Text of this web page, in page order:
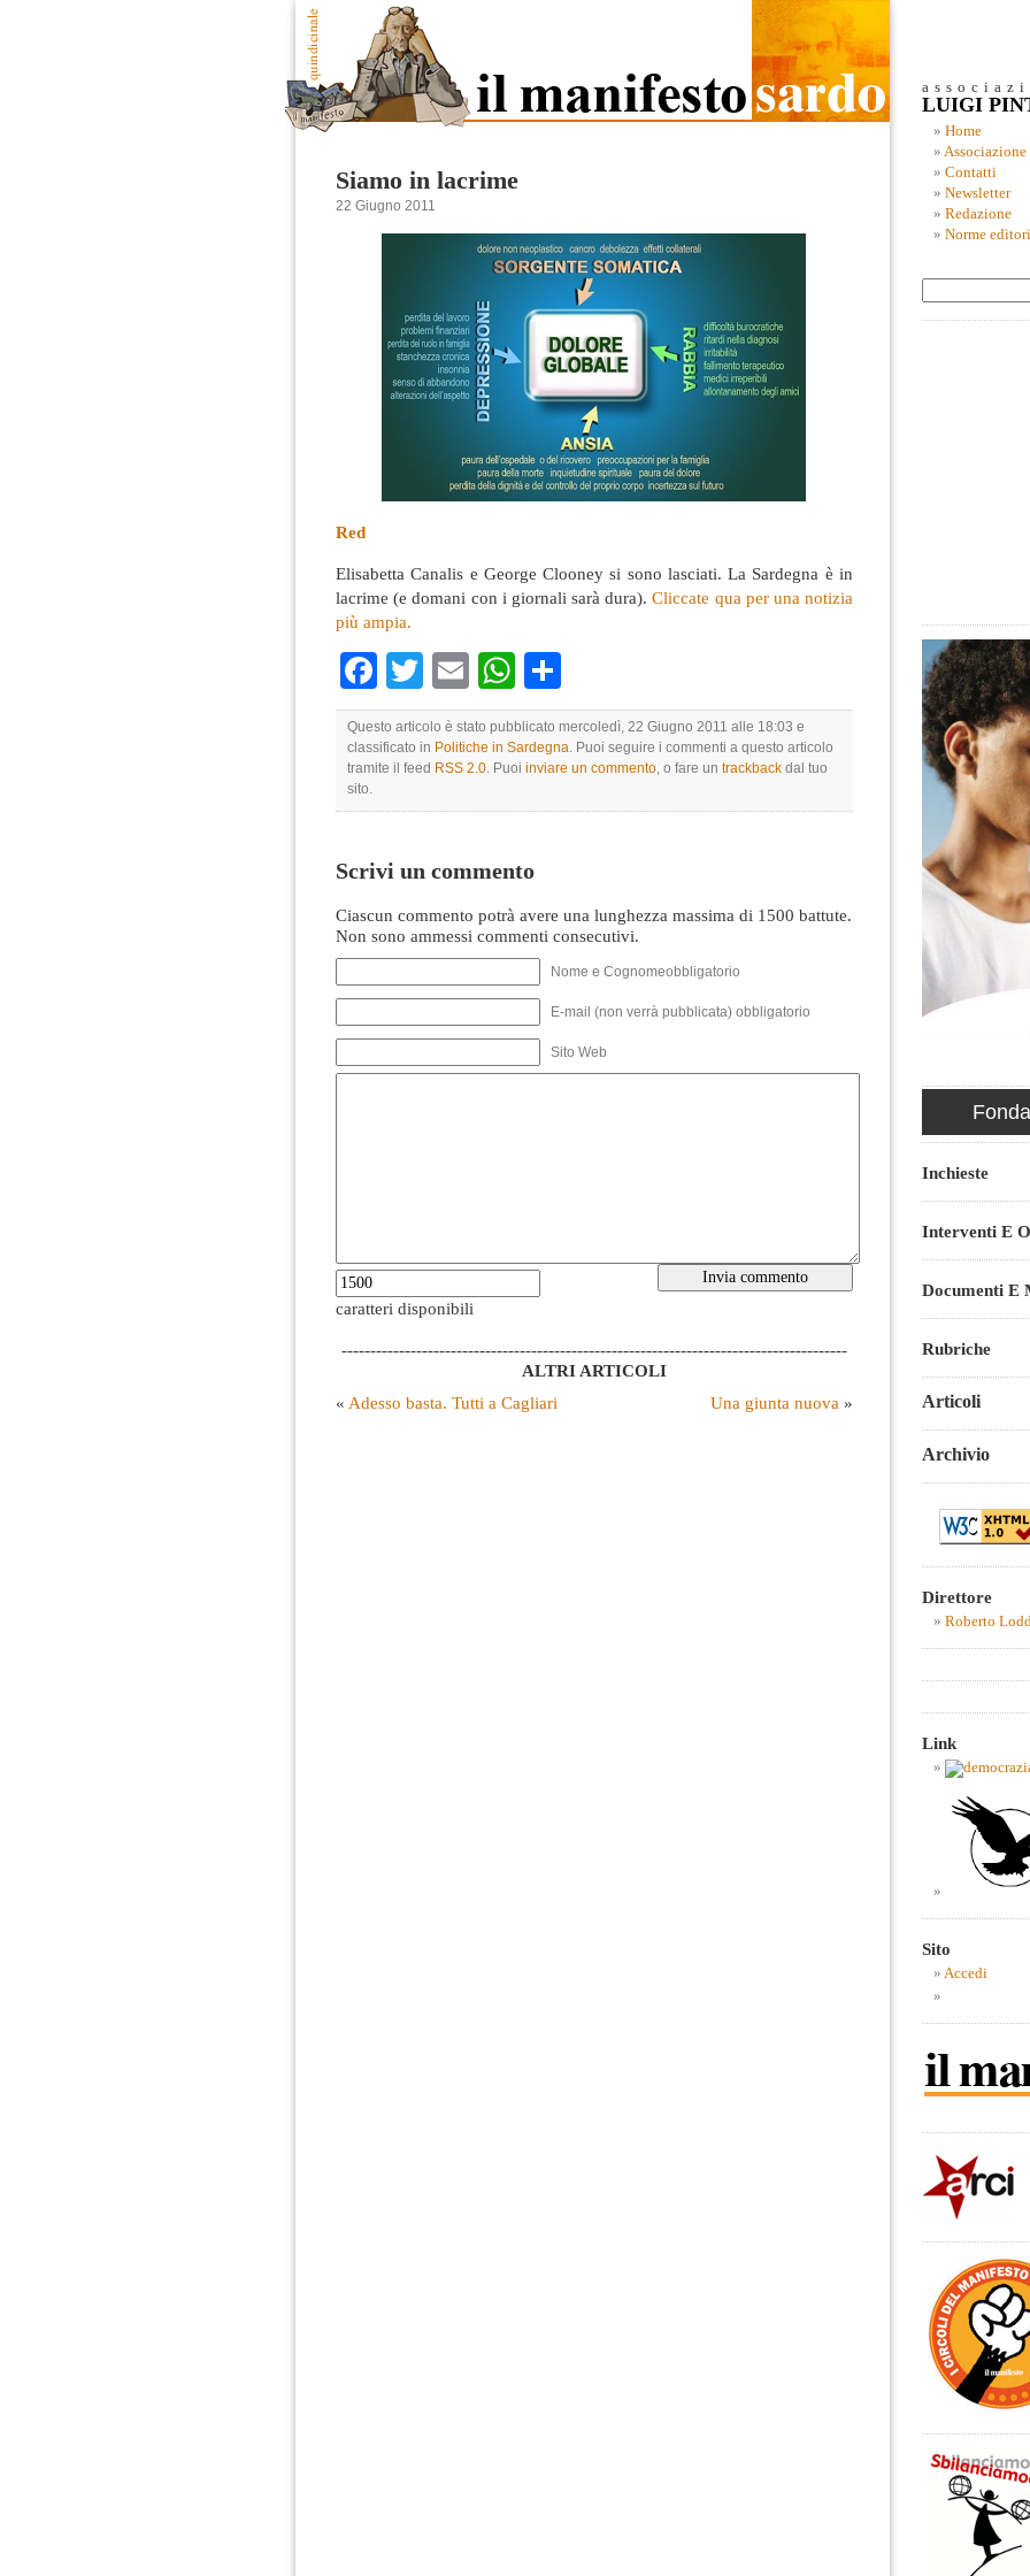
Siamo in lacrime
22 Giugno 2011
Red
Elisabetta Canalis e George Clooney si sono lasciati. La Sardegna è in
lacrime (e domani con i giornali sarà dura). Cliccate qua per una notizia
più ampia.
Facebook
TwitterEmailWhatsApp
Questo articolo è stato pubblicato mercoledì, 22 Giugno 2011 alle 18:03 e
classificato in Politiche in Sardegna. Puoi seguire i commenti a questo articolo
tramite il feed RSS 2.0. Puoi inviare un commento, o fare un trackback dal tuo
sito.
Scrivi un commento
Ciascun commento potrà avere una lunghezza massima di 1500 battute.
Non sono ammessi commenti consecutivi.
Nome e Cognomeobbligatorio
E-mail (non verrà pubblicata) obbligatorio
Sito Web
caratteri disponibili
----------------------------------------------------------------------------------------
ALTRI ARTICOLI
« Adesso basta. Tutti a Cagliari Una giunta nuova »
LUIGI
Home
Associazione
Contatti
Newsletter
Redazione
Norme
Inchieste
Interventi E
Documenti E
Rubriche
Articoli
Archivio
Direttore
Roberto
Link
Sito
Accedi